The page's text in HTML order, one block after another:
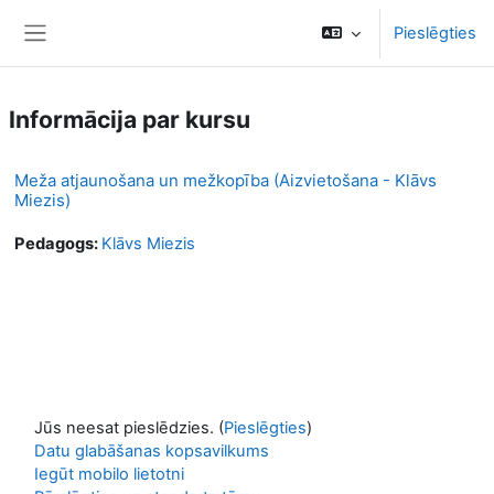
Pieslēgties
Informācija par kursu
Meža atjaunošana un mežkopība (Aizvietošana - Klāvs
Miezis)
Pedagogs: Klāvs Miezis
Jūs neesat pieslēdzies. (Pieslēgties)
Datu glabāšanas kopsavilkums
Iegūt mobilo lietotni